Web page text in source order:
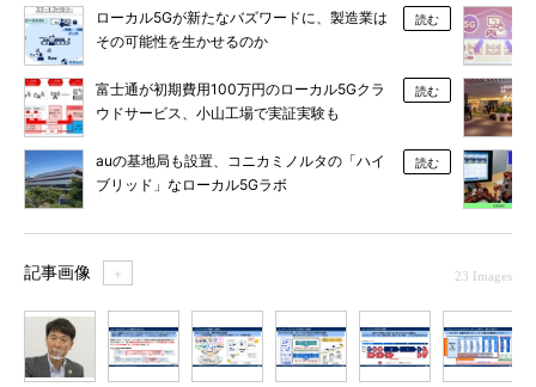
ローカル5Gが新たなバズワードに、製造業は
その可能性を生かせるのか
読む
富士通が初期費用100万円のローカル5Gクラ
ウドサービス、小山工場で実証実験も
読む
auの基地局も設置、コニカミノルタの「ハイ
ブリッド」なローカル5Gラボ
読む
記事画像 ＋ 23 Images